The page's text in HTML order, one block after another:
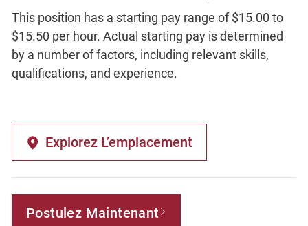
This position has a starting pay range of $15.00 to
$15.50 per hour. Actual starting pay is determined
by a number of factors, including relevant skills,
qualifications, and experience.
Explorez L’emplacement
Postulez Maintenant